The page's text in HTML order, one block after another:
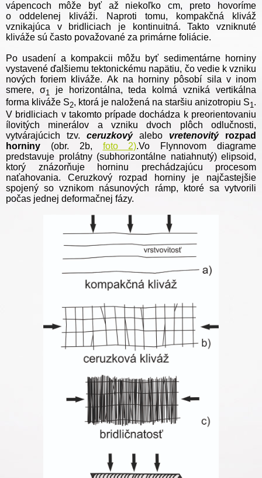
vápencoch môže byť až niekoľko cm, preto hovoríme
o oddelenej kliváži. Naproti tomu, kompakčná kliváž
vznikajúca v bridliciach je kontinuitná.Takto vzniknuté
kliváže sú často považované za primárne foliácie.
Po usadení a kompakcii môžu byť sedimentárne horniny
vystavené ďalšiemu tektonickému napätiu, čo vedie k vzniku
nových foriem kliváže. Ak na horniny pôsobí sila v inom
smere, σ1 je horizontálna, teda kolmá vzniká vertikálna
forma kliváže S2, ktorá je naložená na staršiu anizotropiu S1.
V bridliciach v takomto prípade dochádza k preorientovaniu
ílovitých minerálov a vzniku dvoch plôch odlučnosti,
vytvárajúcich tzv. ceruzkový alebo vretenovitý rozpad
horniny (obr. 2b, foto 2).Vo Flynnovom diagrame
predstavuje prolátny (subhorizontálne natiahnutý) elipsoid,
ktorý znázorňuje horninu prechádzajúcu procesom
naťahovania. Ceruzkový rozpad horniny je najčastejšie
spojený so vznikom násunových rámp, ktoré sa vytvorili
počas jednej deformačnej fázy.